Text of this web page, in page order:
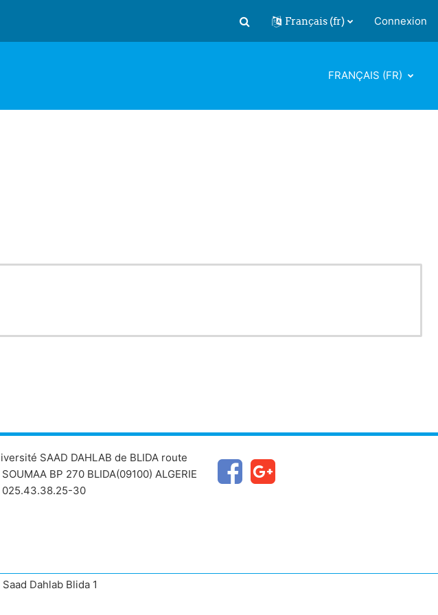
Activer/désactiver la saisie de
Français ‎(fr)‎ Connexion
FRANÇAIS ‎(FR)‎
SAAD DAHLAB de BLIDA route
BP 270 BLIDA(09100) ALGERIE
025.43.38.25-30
Dahlab Blida 1